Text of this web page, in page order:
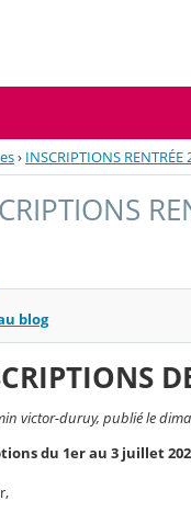
› INSCRIPTIONS RENTRÉE
blog
victor-duruy, publié le
du 1er au 3 juillet